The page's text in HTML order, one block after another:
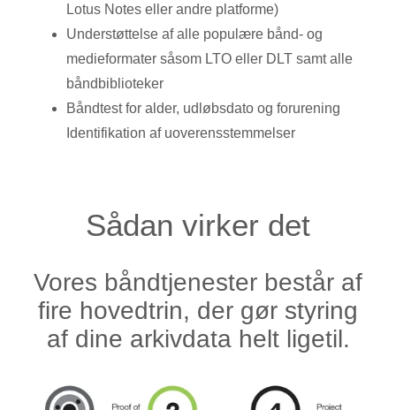
Lotus Notes eller andre platforme)
Understøttelse af alle populære bånd- og
medieformater såsom LTO eller DLT samt alle
båndbiblioteker
Båndtest for alder, udløbsdato og forurening
Identifikation af uoverensstemmelser
Sådan virker det
Vores båndtjenester består af
fire hovedtrin, der gør styring
af dine arkivdata helt ligetil.